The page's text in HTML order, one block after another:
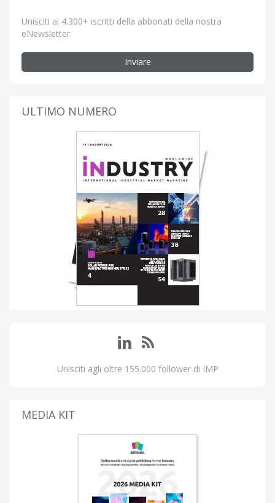
Unisciti ai 4.300+ iscritti della abbonati della nostra
eNewsletter
Inviare
ULTIMO NUMERO
Unisciti agli oltre 155.000 follower di IMP
MEDIA KIT